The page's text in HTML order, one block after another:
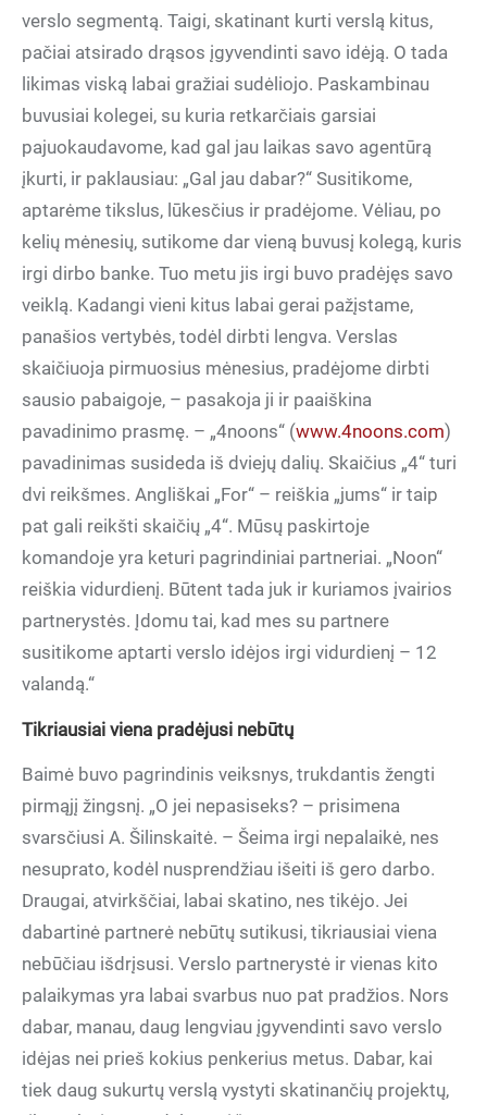
verslo segmentą. Taigi, skatinant kurti verslą kitus,
pačiai atsirado drąsos įgyvendinti savo idėją. O tada
likimas viską labai gražiai sudėliojo. Paskambinau
buvusiai kolegei, su kuria retkarčiais garsiai
pajuokaudavome, kad gal jau laikas savo agentūrą
įkurti, ir paklausiau: „Gal jau dabar?“ Susitikome,
aptarėme tikslus, lūkesčius ir pradėjome. Vėliau, po
kelių mėnesių, sutikome dar vieną buvusį kolegą, kuris
irgi dirbo banke. Tuo metu jis irgi buvo pradėjęs savo
veiklą. Kadangi vieni kitus labai gerai pažįstame,
panašios vertybės, todėl dirbti lengva. Verslas
skaičiuoja pirmuosius mėnesius, pradėjome dirbti
sausio pabaigoje, – pasakoja ji ir paaiškina
pavadinimo prasmę. – „4noons“ (www.4noons.com)
pavadinimas susideda iš dviejų dalių. Skaičius „4“ turi
dvi reikšmes. Angliškai „For“ – reiškia „jums“ ir taip
pat gali reikšti skaičių „4“. Mūsų paskirtoje
komandoje yra keturi pagrindiniai partneriai. „Noon“
reiškia vidurdienį. Būtent tada juk ir kuriamos įvairios
partnerystės. Įdomu tai, kad mes su partnere
susitikome aptarti verslo idėjos irgi vidurdienį – 12
valandą.“
Tikriausiai viena pradėjusi nebūtų
Baimė buvo pagrindinis veiksnys, trukdantis žengti
pirmąjį žingsnį. „O jei nepasiseks? – prisimena
svarsčiusi A. Šilinskaitė. – Šeima irgi nepalaikė, nes
nesuprato, kodėl nusprendžiau išeiti iš gero darbo.
Draugai, atvirkščiai, labai skatino, nes tikėjo. Jei
dabartinė partnerė nebūtų sutikusi, tikriausiai viena
nebūčiau išdrįsusi. Verslo partnerystė ir vienas kito
palaikymas yra labai svarbus nuo pat pradžios. Nors
dabar, manau, daug lengviau įgyvendinti savo verslo
idėjas nei prieš kokius penkerius metus. Dabar, kai
tiek daug sukurtų verslą vystyti skatinančių projektų,